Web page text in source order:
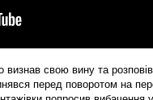
визнав свою вину та
перед поворотом на